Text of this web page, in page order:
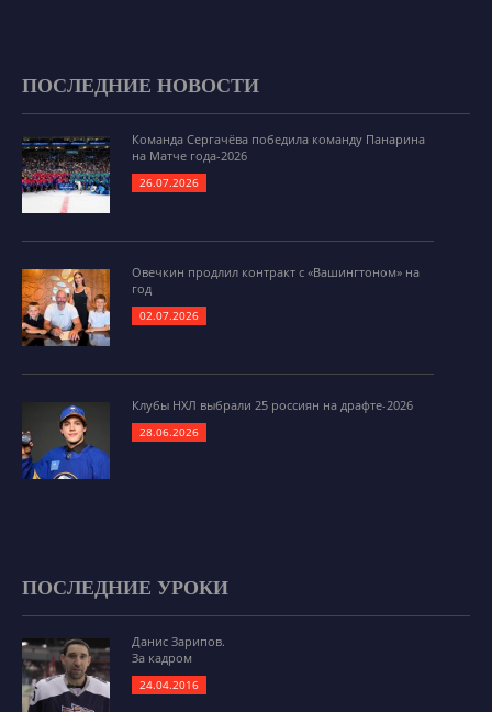
ПОСЛЕДНИЕ НОВОСТИ
Команда Сергачёва победила команду Панарина
на Матче года-2026
26.07.2026
Овечкин продлил контракт с «Вашингтоном» на
год
02.07.2026
Клубы НХЛ выбрали 25 россиян на драфте-2026
28.06.2026
ПОСЛЕДНИЕ УРОКИ
Данис Зарипов.
За кадром
24.04.2016